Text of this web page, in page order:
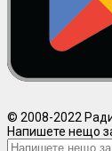
© 2008-2022
Напишете нещо